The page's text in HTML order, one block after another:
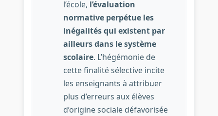
l’école, l’évaluation
normative perpétue les
inégalités qui existent par
ailleurs dans le système
scolaire. L’hégémonie de
cette finalité sélective incite
les enseignants à attribuer
plus d’erreurs aux élèves
d’origine sociale défavorisée